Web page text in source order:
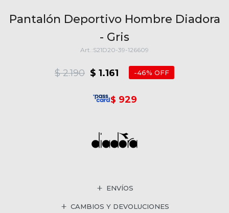
Pantalón Deportivo Hombre Diadora
- Gris
S21D20-39-126609
$ 1.161
$ 2.190 46
$ 929
ENVÍOS
CAMBIOS Y DEVOLUCIONES